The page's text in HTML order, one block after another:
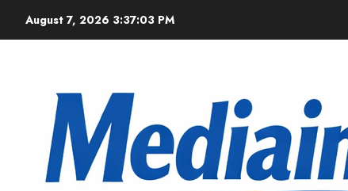
August 7, 2026 3:37:05 PM